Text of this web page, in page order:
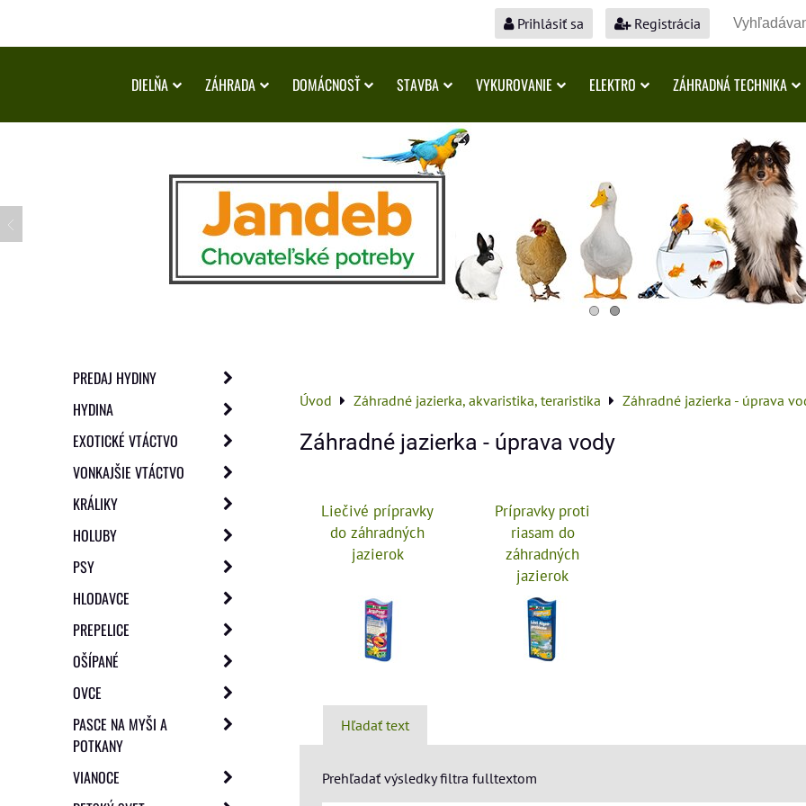
Prihlásiť sa Registrácia
DIELŇA ZÁHRADA DOMÁCNOSŤ STAVBA VYKUROVANIE ELEKTRO ZÁHRADNÁ TECHNIKA
Úvod Záhradné jazierka, akvaristika, teraristika Záhradné jazierka - úprava
Záhradné jazierka - úprava vody
Liečivé prípravky
do záhradných
jazierok
Prípravky proti
riasam do
záhradných
jazierok
Hľadať text
Prehľadať výsledky filtra fulltextom
PREDAJ HYDINY
HYDINA
EXOTICKÉ VTÁCTVO
VONKAJŠIE VTÁCTVO
KRÁLIKY
HOLUBY
PSY
HLODAVCE
PREPELICE
OŠÍPANÉ
OVCE
PASCE NA MYŠI A
POTKANY
VIANOCE